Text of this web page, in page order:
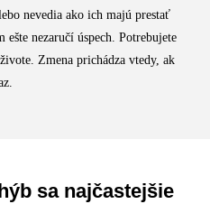
nevedia ako ich majú prestať
nezaručí úspech. Potrebujete
Zmena prichádza vtedy, ak
sa najčastejšie